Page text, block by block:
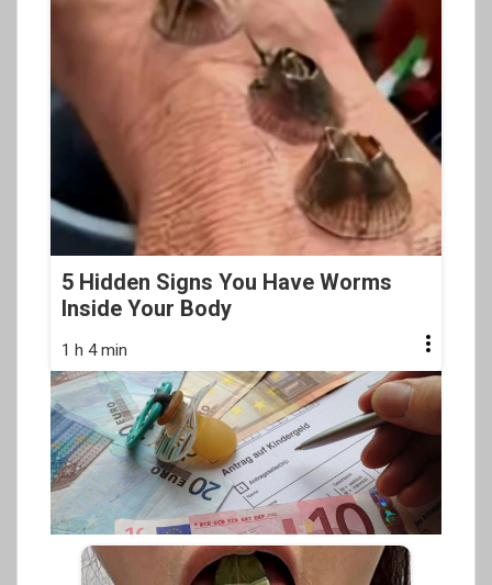
5 Hidden Signs You Have Worms
Inside Your Body
1 h 4 min